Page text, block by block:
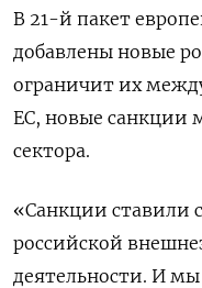
В 21-й пакет
добавлены новые
ограничит их
ЕС, новые санкции
сектора.
«Санкции ставили
российской
деятельности. И